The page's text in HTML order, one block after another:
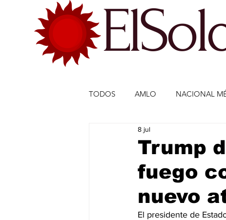
TODOS AMLO NACIONAL
ECONOMÍA MÉXICO
DEPORTES DEPORTES
ESTADOS-POLÍTICA
Trump
fuego
nuevo
8 jul
El presidente de